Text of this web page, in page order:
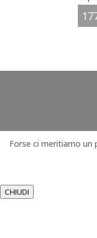
Forse ci meritiamo un
CHIUDI